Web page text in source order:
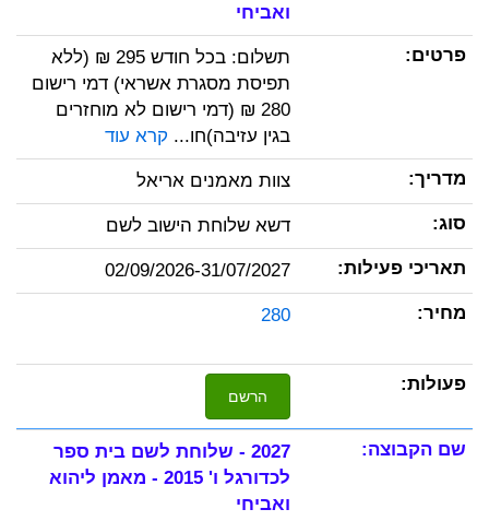
ואביחי
תשלום: בכל חודש 295 ₪ (ללא
תפיסת מסגרת אשראי) דמי רישום
280 ₪ (דמי רישום לא מוחזרים
בגין עזיבה)חו... קרא עוד
צוות מאמנים אריאל
דשא שלוחת הישוב לשם
02/09/2026-31/07/2027
280
הרשם
2027 - שלוחת לשם בית ספר
לכדורגל ו' 2015 - מאמן ליהוא
ואביחי